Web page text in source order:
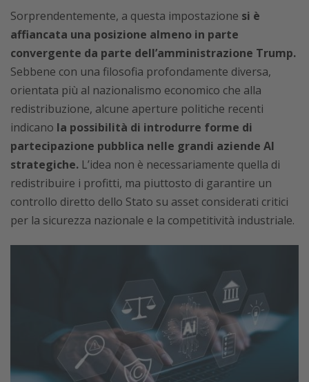
Sorprendentemente, a questa impostazione si è
affiancata una posizione almeno in parte
convergente da parte dell’amministrazione Trump.
Sebbene con una filosofia profondamente diversa,
orientata più al nazionalismo economico che alla
redistribuzione, alcune aperture politiche recenti
indicano la possibilità di introdurre forme di
partecipazione pubblica nelle grandi aziende AI
strategiche. L’idea non è necessariamente quella di
redistribuire i profitti, ma piuttosto di garantire un
controllo diretto dello Stato su asset considerati critici
per la sicurezza nazionale e la competitività industriale.